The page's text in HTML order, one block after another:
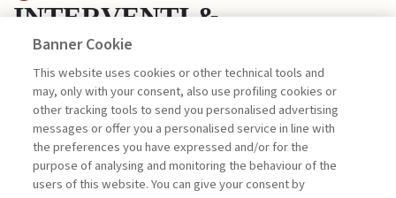
INTERVENTI &
INTERVISTE
ETICA E INTELLIGENZA
ARTIFICIALE: A ...
di Salvatore Vicari
Banner Cookie
This website uses cookies or other technical tools and
may, only with your consent, also use profiling cookies or
other tracking tools to send you personalised advertising
messages or offer you a personalised service in line with
the preferences you have expressed and/or for the
purpose of analysing and monitoring the behaviour of the
users of this website. You can give your consent by